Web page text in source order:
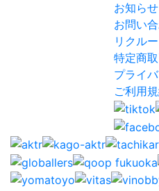
お知ら
お問い
リクルー
特定商
プライ
ご利用